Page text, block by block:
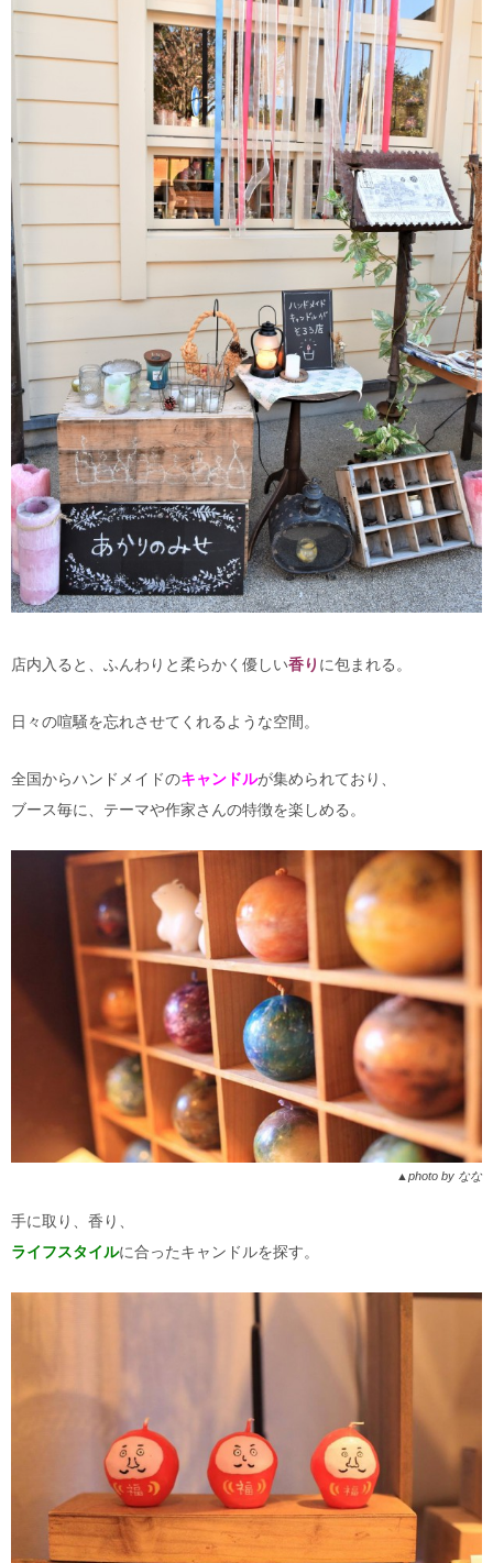
店内入ると、ふんわりと柔らかく優しい香り に包まれる。
日々の喧騒を忘れさせてくれるような空間。
全国からハンドメイドのキャンドルが集められており、
ブース毎に、テーマや作家さんの特徴を楽しめる。
▲photo by なな
手に取り、香り、
ライフスタイルに合ったキャンドルを探す。